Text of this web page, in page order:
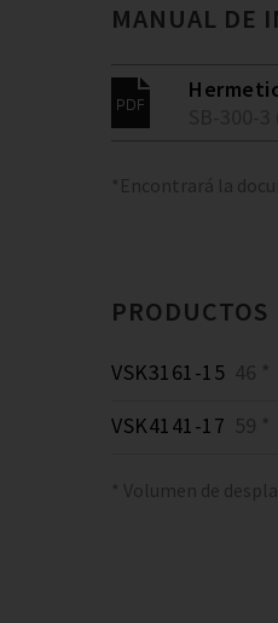
MANUAL DE
*Encontrará la
PRODUCTOS
VSK3161-15 46 *
VSK4141-17 59 *
* Volumen de